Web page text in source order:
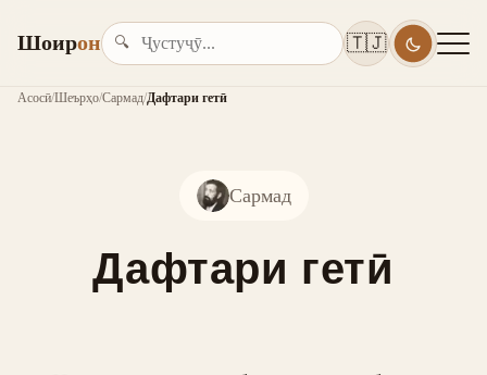
Шоирон 🔍 🇹🇯
Асосӣ/Шеърҳо/Сармад/Дафтари гетӣ
Сармад
Дафтари гетӣ